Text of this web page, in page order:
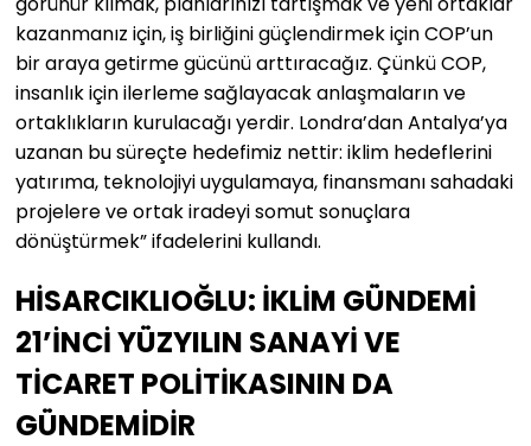
kazanmanız için, iş birliğini güçlendirmek için COP’un
bir araya getirme gücünü arttıracağız. Çünkü COP,
insanlık için ilerleme sağlayacak anlaşmaların ve
ortaklıkların kurulacağı yerdir. Londra’dan Antalya’ya
uzanan bu süreçte hedefimiz nettir: iklim hedeflerini
yatırıma, teknolojiyi uygulamaya, finansmanı sahadaki
projelere ve ortak iradeyi somut sonuçlara
dönüştürmek” ifadelerini kullandı.
HİSARCIKLIOĞLU: İKLİM GÜNDEMİ
21’İNCİ YÜZYILIN SANAYİ VE
TİCARET POLİTİKASININ DA
GÜNDEMİDİR